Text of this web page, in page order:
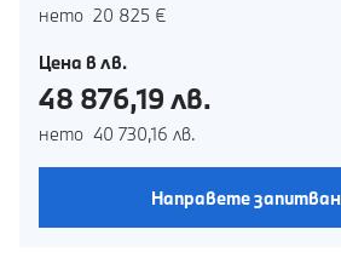
нето 20 825 €
Цена в лв.
48 876,19 лв.
нето 40 730,16 лв.
Направете